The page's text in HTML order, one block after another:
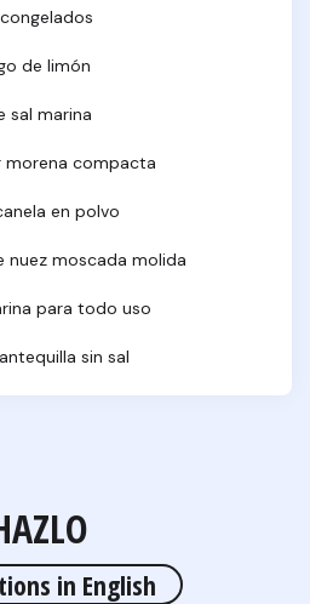
de limón
sal marina
morena compacta
en polvo
nuez moscada molida
para todo uso
sin sal
in English